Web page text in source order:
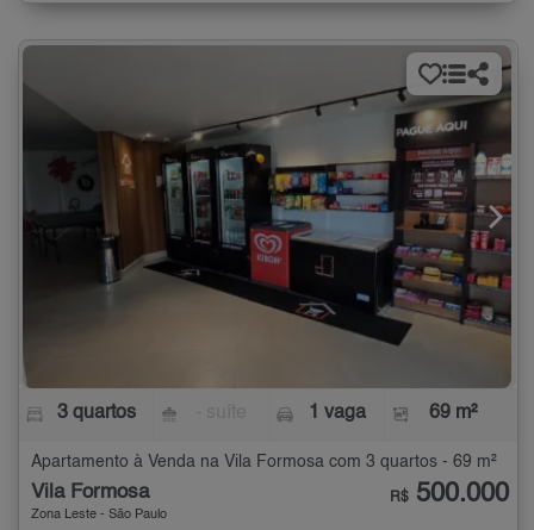
3 quartos 1 vaga 69 m²
Apartamento à Venda na Vila Formosa com 3 quartos - 69 m²
Vila Formosa
Zona Leste - São Paulo
R$ 500.000